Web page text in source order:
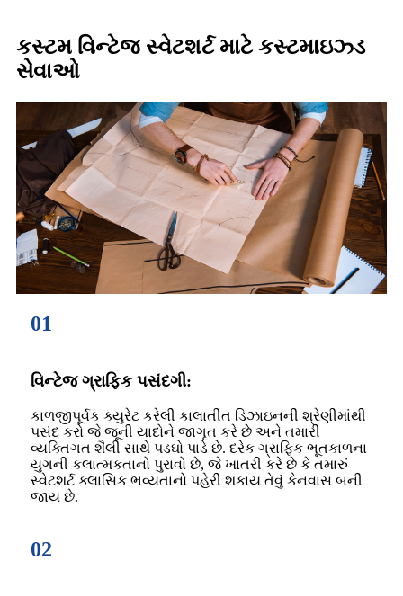
કસ્ટમ વિન્ટેજ સ્વેટશર્ટ માટે કસ્ટમાઇઝ્ડ
સેવાઓ
01
વિન્ટેજ ગ્રાફિક પસંદગી:
કાળજીપૂર્વક ક્યુરેટ કરેલી કાલાતીત ડિઝાઇનની શ્રેણીમાંથી
પસંદ કરો જે જૂની યાદોને જાગૃત કરે છે અને તમારી
વ્યક્તિગત શૈલી સાથે પડઘો પાડે છે. દરેક ગ્રાફિક ભૂતકાળના
યુગની કલાત્મકતાનો પુરાવો છે, જે ખાતરી કરે છે કે તમારું
સ્વેટશર્ટ ક્લાસિક ભવ્યતાનો પહેરી શકાય તેવું કેનવાસ બની
જાય છે.
02